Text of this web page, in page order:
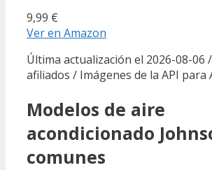
9,99 €
Ver en Amazon
Última actualización el 2026-08-06
afiliados / Imágenes de la API para
Modelos de aire
acondicionado
comunes